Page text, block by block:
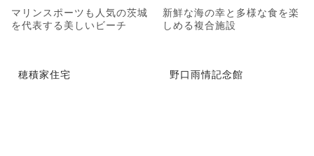
マリンスポーツも人気の茨城
を代表する美しいビーチ
新鮮な海の幸と多様な食を楽
しめる複合施設
穂積家住宅 野口雨情記念館